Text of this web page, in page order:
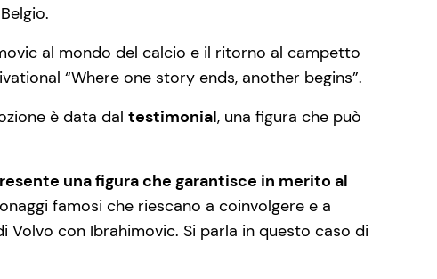
al mondo del calcio e il ritorno al campetto
“Where one story ends, another begins”.
è data dal testimonial, una figura che può
una figura che garantisce in merito al
famosi che riescano a coinvolgere e a
con Ibrahimovic. Si parla in questo caso di